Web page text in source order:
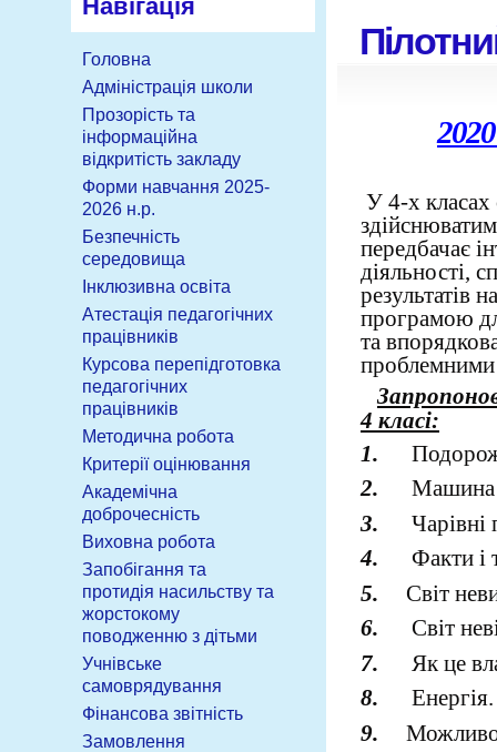
Навігація
Головна
Адміністрація школи
Прозорість та
інформаційна
відкритість закладу
Форми навчання 2025-
2026 н.р.
Безпечність
середовища
Інклюзивна освіта
Атестація педагогічних
працівників
Курсова перепідготовка
педагогічних
працівників
Методична робота
Критерії оцінювання
Академічна
доброчесність
Виховна робота
Запобігання та
протидія насильству та
жорстокому
поводженню з дітьми
Учнівське
самоврядування
Фінансова звітність
Замовлення
У 4-х класах
передбачає
діяльності,
результатів
програмою
та
4 класі:
1.
2.
Машина
3.
Чарівні
4.
Факти і
5.
Світ
6.
Світ
7.
Як це
8.
Енергія.
9.